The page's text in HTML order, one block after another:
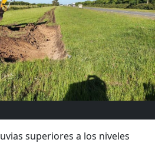
superiores a los niveles